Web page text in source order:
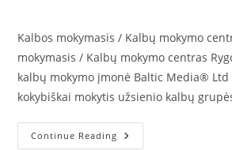
Kalbos mokymasis / Kalbų mokymo
mokymasis / Kalbų mokymo centras
kalbų mokymo įmonė Baltic Media®
kokybiškai mokytis užsienio kalbų
Continue Reading Kalbos
Mokymasis